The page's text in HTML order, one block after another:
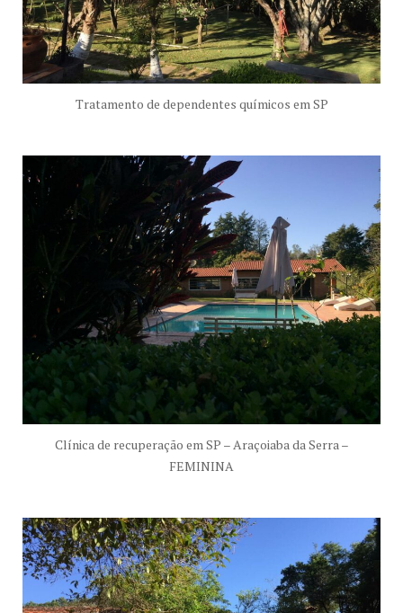
Tratamento de dependentes químicos em SP
Clínica de recuperação em SP – Araçoiaba da Serra –
FEMININA